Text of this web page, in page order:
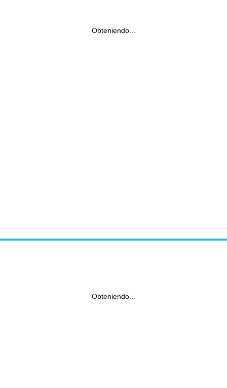
Obteniendo...
Obteniendo...